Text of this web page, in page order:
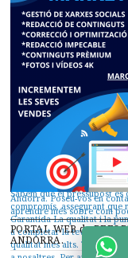
PORTAL WEB de
ANDORRA.